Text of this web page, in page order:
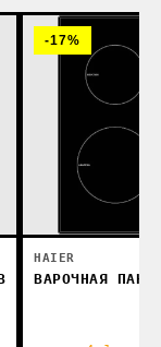
-17%
HAIER
ВАРОЧНАЯ